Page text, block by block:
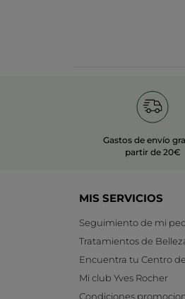
Gastos de envío
partir de 20€
MIS SERVICIOS
Seguimiento de mi
Tratamientos de
Encuentra tu Centro
Mi club Yves Rocher
Condiciones